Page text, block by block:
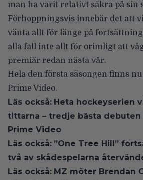
man ha varit relativt säkra på sin
Förhoppningsvis innebär det att
vänta allt för länge på
alla fall inte allt för orimligt att
premiär redan nästa vår.
Hela den första säsongen finns
Prime Video.
Läs också: Heta hockeyserien
tittarna – tredje bästa
Prime Video
Läs också: ”One Tree Hill”
två av skådespelarna
Läs också: MZ möter Brendan